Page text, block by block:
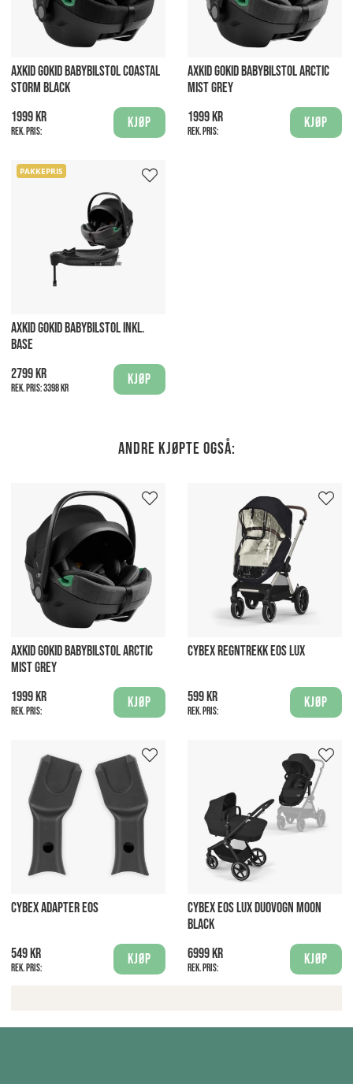
AXKID GOKID BABYBILSTOL COASTAL
STORM BLACK
1999 kr
Rek. pris:
Kjøp
AXKID GOKID BABYBILSTOL ARCTIC
MIST GREY
1999 kr
Rek. pris:
Kjøp
PAKKEPRIS
AXKID GOKID BABYBILSTOL INKL.
BASE
2799 kr
Rek. pris:3398 kr
Kjøp
Andre kjøpte også:
AXKID GOKID BABYBILSTOL ARCTIC
MIST GREY
1999 kr
Rek. pris:
Kjøp
CYBEX REGNTREKK EOS LUX
599 kr
Rek. pris:
Kjøp
CYBEX ADAPTER EOS
549 kr
Rek. pris:
Kjøp
CYBEX EOS LUX DUOVOGN MOON
BLACK
6999 kr
Rek. pris:
Kjøp